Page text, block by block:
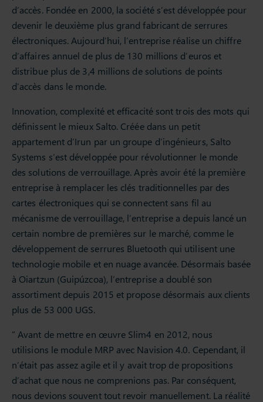
d’accès. Fondée en 2000, la société s’est développée pour
devenir le deuxième plus grand fabricant de serrures
électroniques. Aujourd’hui, l’entreprise réalise un chiffre
d’affaires annuel de plus de 130 millions d’euros et
distribue plus de 3,4 millions de solutions de points
d’accès dans le monde.
Innovation, complexité et efficacité sont trois des mots qui
définissent le mieux Salto. Créée dans un petit
appartement d’Irun par un groupe d’ingénieurs, Salto
Systems s’est développée pour révolutionner le monde
des solutions de verrouillage. Après avoir été la première
entreprise à remplacer les clés traditionnelles par des
cartes électroniques qui se connectent sans fil au
mécanisme de verrouillage, l’entreprise a depuis lancé un
certain nombre de premières sur le marché, comme le
développement de serrures Bluetooth qui utilisent une
technologie mobile et en nuage avancée. Désormais basée
à Oiartzun (Guipúzcoa), l’entreprise a doublé son
assortiment depuis 2015 et propose désormais aux clients
plus de 53 000 UGS.
” Avant de mettre en œuvre Slim4 en 2012, nous
utilisions le module MRP avec Navision 4.0. Cependant, il
n’était pas assez agile et il y avait trop de propositions
d’achat que nous ne comprenions pas. Par conséquent,
nous devions souvent tout revoir manuellement. La réalité